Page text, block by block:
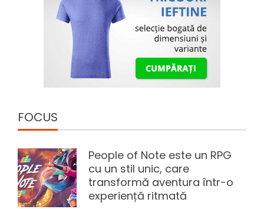
FOCUS
People of Note este un RPG
cu un stil unic, care
transformă aventura într-o
experiență ritmată